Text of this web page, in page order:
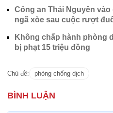
Công an Thái Nguyên
ngã xòe sau cuộc rượt
Không chấp hành phòng
bị phạt 15 triệu đồng
Chủ đề: phòng chống dịch